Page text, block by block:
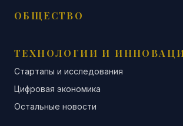
ОБЩЕСТВО
ТЕХНОЛОГИИ И
Стартапы и исследования
Цифровая экономика
Остальные новости